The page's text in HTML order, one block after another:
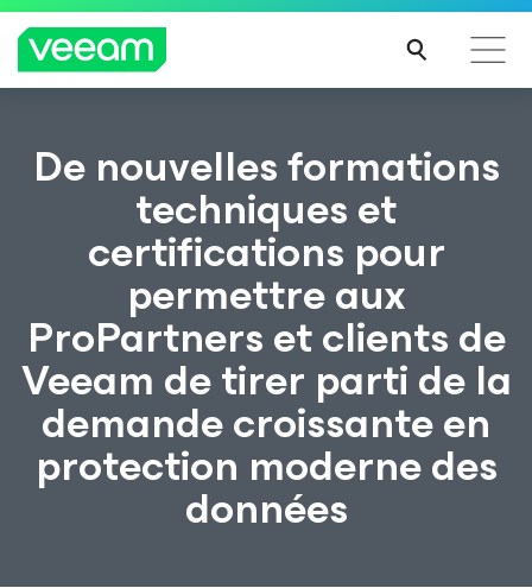
Recommandations de Veeam pour les clients
impactés par la mise à jour de CrowdStrike
De nouvelles formations
techniques et
certifications pour
permettre aux
ProPartners et clients de
Veeam de tirer parti de la
demande croissante en
protection moderne des
données